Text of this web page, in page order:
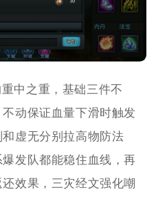
中之重，基础三件不
动保证血量下滑时触发
虚无分别拉高物防法
发队都能稳住血线，再
效果，三灾经文强化嘲